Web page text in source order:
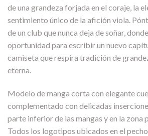
de una grandeza forjada en el coraje, la
sentimiento único de la afición viola.
de un club que nunca deja de soñar,
oportunidad para escribir un nuevo
camiseta que respira tradición de
eterna.
Modelo de manga corta con elegante
complementado con delicadas
parte inferior de las mangas y en la zona
Todos los logotipos ubicados en el pecho